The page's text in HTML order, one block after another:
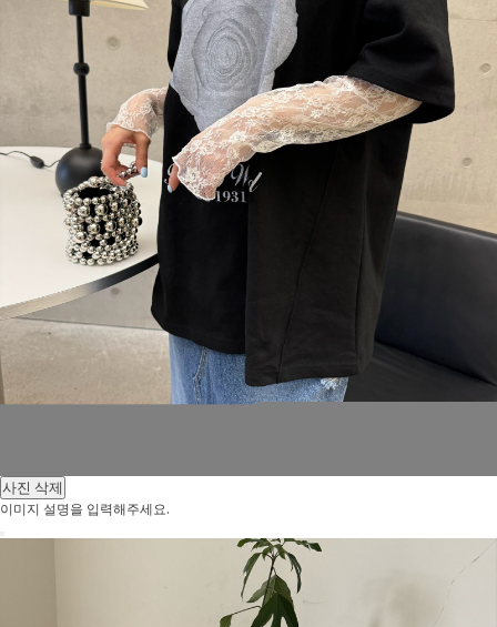
사진 삭제
이미지 설명을 입력해주세요.